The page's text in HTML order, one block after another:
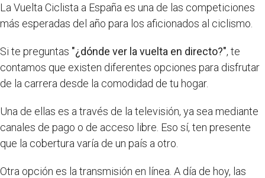
La Vuelta Ciclista a España es una de las competiciones
más esperadas del año para los aficionados al ciclismo.
Si te preguntas "¿dónde ver la vuelta en directo?", te
contamos que existen diferentes opciones para disfrutar
de la carrera desde la comodidad de tu hogar.
Una de ellas es a través de la televisión, ya sea mediante
canales de pago o de acceso libre. Eso sí, ten presente
que la cobertura varía de un país a otro.
Otra opción es la transmisión en línea. A día de hoy, las